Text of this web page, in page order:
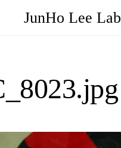
JunHo Lee Lab